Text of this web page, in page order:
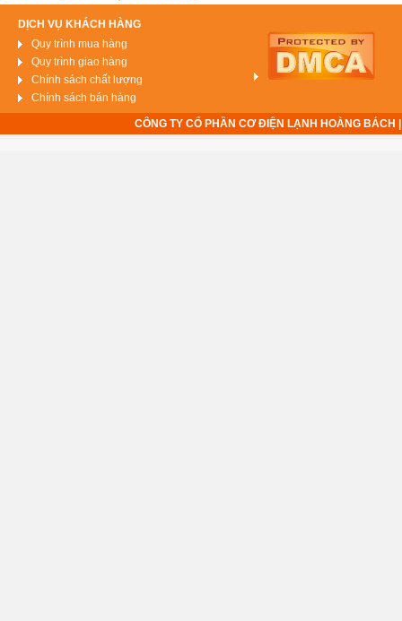
DỊCH VỤ KHÁCH HÀNG
Quy trình mua hàng
Quy trình giao hàng
Chính sách chất lượng
Chính sách bán hàng
CÔNG TY CỔ PHẦN CƠ ĐIỆN LẠNH HOÀNG